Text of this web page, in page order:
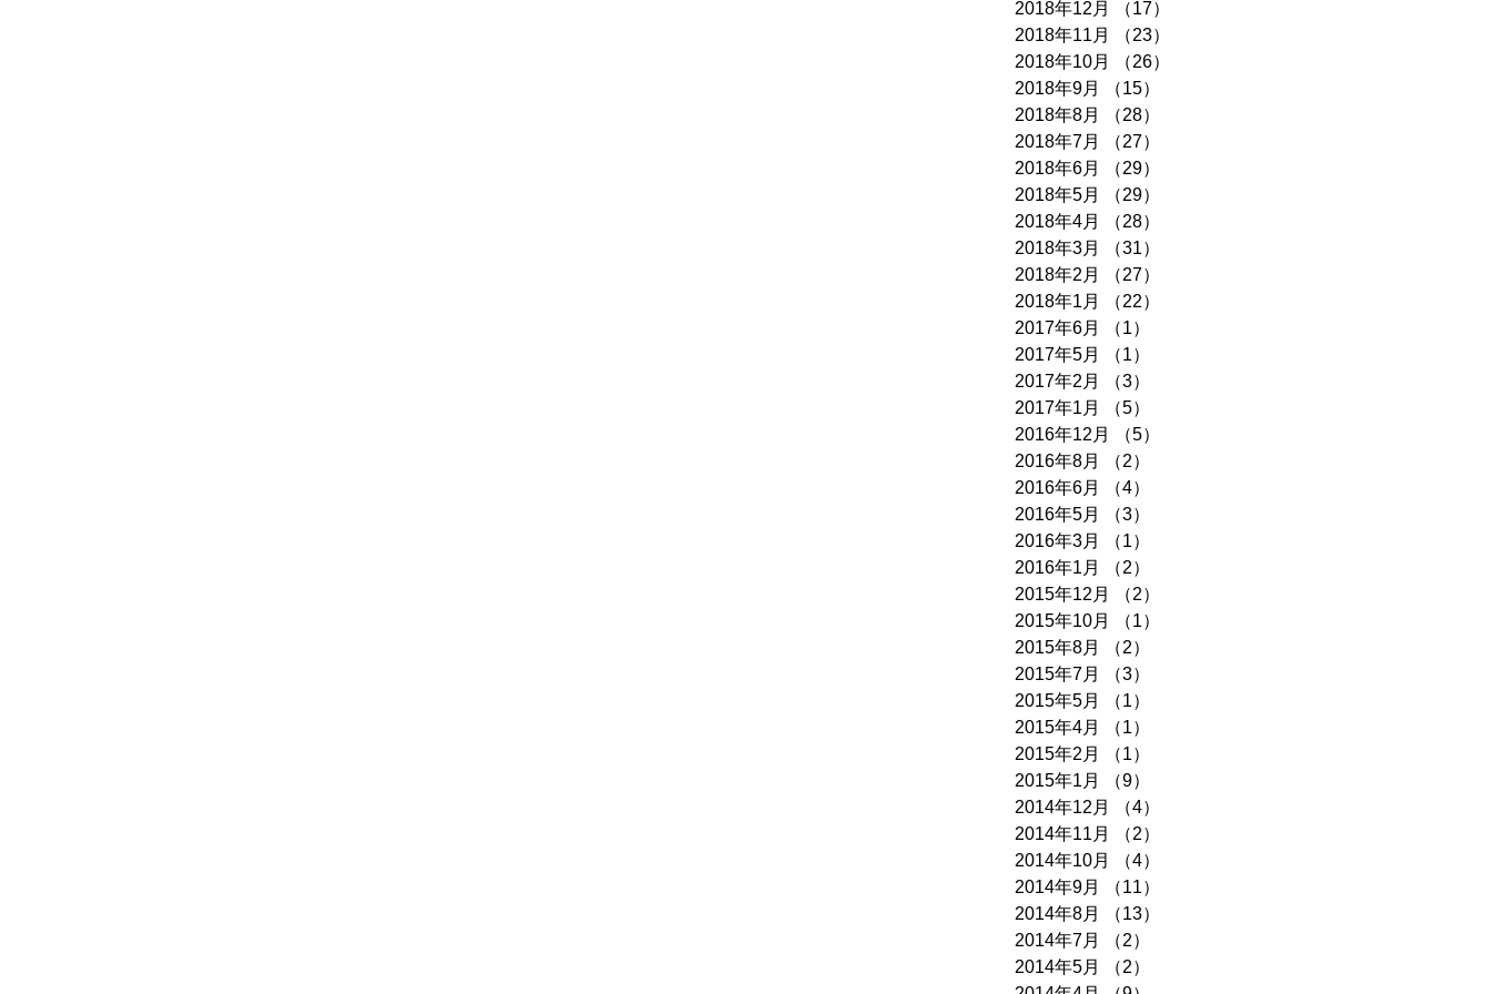
2018年12月
（17）
2018年11月
（23）
2018年10月
（26）
2018年9月
（15）
2018年8月
（28）
2018年7月
（27）
2018年6月
（29）
2018年5月
（29）
2018年4月
（28）
2018年3月
（31）
2018年2月
（27）
2018年1月
（22）
2017年6月
（1）
2017年5月
（1）
2017年2月
（3）
2017年1月
（5）
2016年12月
（5）
2016年8月
（2）
2016年6月
（4）
2016年5月
（3）
2016年3月
（1）
2016年1月
（2）
2015年12月
（2）
2015年10月
（1）
2015年8月
（2）
2015年7月
（3）
2015年5月
（1）
2015年4月
（1）
2015年2月
（1）
2015年1月
（9）
2014年12月
（4）
2014年11月
（2）
2014年10月
（4）
2014年9月
（11）
2014年8月
（13）
2014年7月
（2）
2014年5月
（2）